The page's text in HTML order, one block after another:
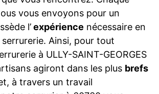
vous envoyons pour un
l’expérience nécessaire en
Ainsi, pour tout
à ULLY-SAINT-GEORGES
agiront dans les plus brefs
à travers un travail